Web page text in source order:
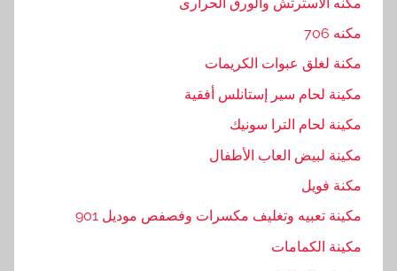
مكنه 706
مكنة لغلق عبوات الكريمات
مكينة لحام سير إستانلس أفقية
مكينة لحام الترا سونيك
مكينة لبيض العاب الأطفال
مكنة فويل
مكينة تعبيه وتغليف مكسرات وفصفص موديل 901
مكينة الكمامات